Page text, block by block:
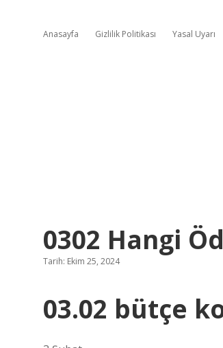
Anasayfa Gizlilik Politikası Yasal Uyarı
0302 Hangi
Tarih: Ekim 25, 2024
03.02 bütçe